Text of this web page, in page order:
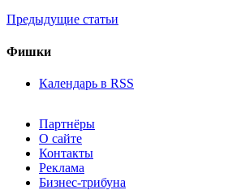
Предыдущие статьи
Фишки
Календарь в RSS
Партнёры
О сайте
Контакты
Реклама
Бизнес-трибуна